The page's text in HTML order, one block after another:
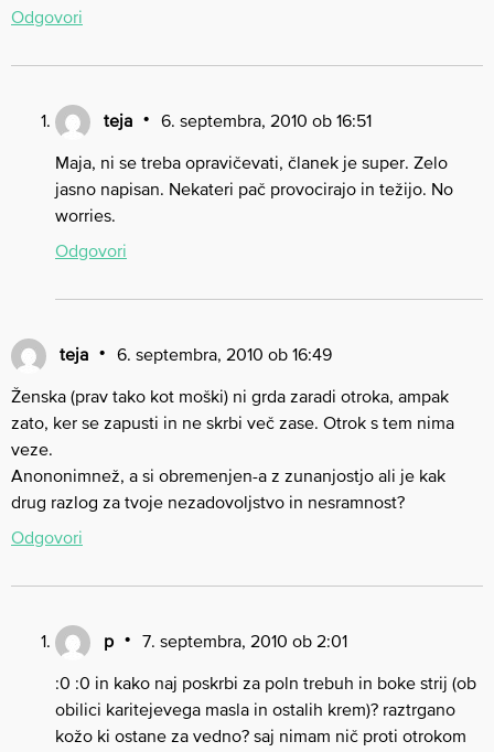
Odgovori
teja 6. septembra, 2010 ob 16:51
Maja, ni se treba opravičevati, članek je super. Zelo
jasno napisan. Nekateri pač provocirajo in težijo. No
worries.
Odgovori
teja 6. septembra, 2010 ob 16:49
Ženska (prav tako kot moški) ni grda zaradi otroka, ampak
zato, ker se zapusti in ne skrbi več zase. Otrok s tem nima
veze.
Anononimnež, a si obremenjen-a z zunanjostjo ali je kak
drug razlog za tvoje nezadovoljstvo in nesramnost?
Odgovori
p 7. septembra, 2010 ob 2:01
:0 :0 in kako naj poskrbi za poln trebuh in boke strij (ob
obilici karitejevega masla in ostalih krem)? raztrgano
kožo ki ostane za vedno? saj nimam nič proti otrokom